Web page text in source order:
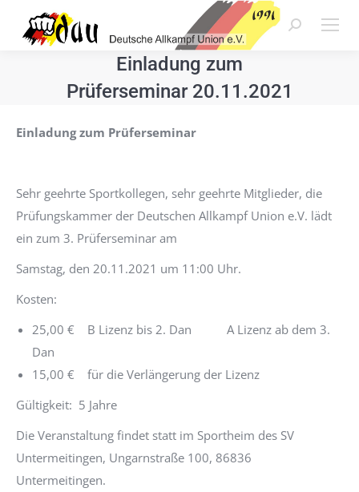
Search:
Einladung zum
Prüferseminar 20.11.2021
Einladung zum Prüferseminar
Sehr geehrte Sportkollegen, sehr geehrte Mitglieder, die
Prüfungskammer der Deutschen Allkampf Union e.V. lädt
ein zum 3. Prüferseminar am
Samstag, den 20.11.2021 um 11:00 Uhr.
Kosten:
25,00 € B Lizenz bis 2. Dan A Lizenz ab dem 3.
Dan
15,00 € für die Verlängerung der Lizenz
Gültigkeit: 5 Jahre
Die Veranstaltung findet statt im Sportheim des SV
Untermeitingen, Ungarnstraße 100, 86836
Untermeitingen.